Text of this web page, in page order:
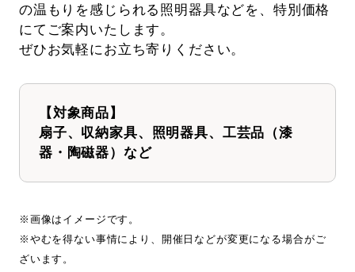
の温もりを感じられる照明器具などを、特別価格
にてご案内いたします。
ぜひお気軽にお立ち寄りください。
【対象商品】
扇子、収納家具、照明器具、工芸品（漆
器・陶磁器）など
※画像はイメージです。
※やむを得ない事情により、開催日などが変更になる場合がご
ざいます。